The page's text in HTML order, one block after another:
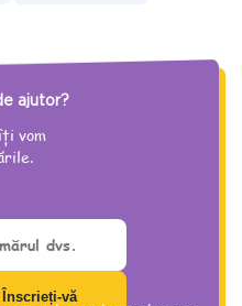
ajutor?
vom